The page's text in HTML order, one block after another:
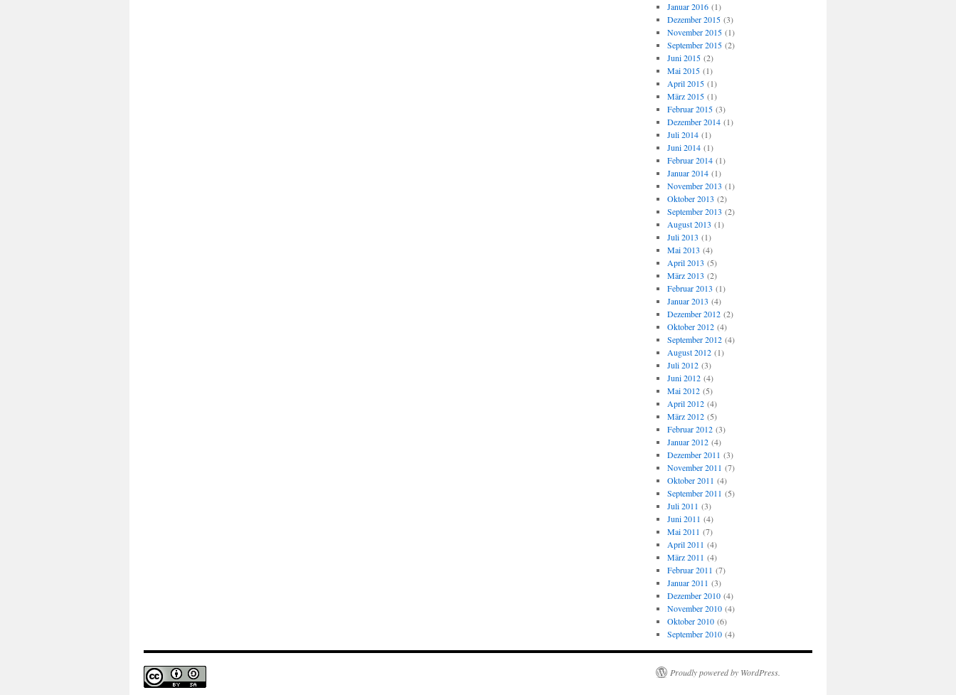
Januar 2016(1)
Dezember 2015(3)
November 2015(1)
September 2015(2)
Juni 2015(2)
Mai 2015(1)
April 2015(1)
März 2015(1)
Februar 2015(3)
Dezember 2014(1)
Juli 2014(1)
Juni 2014(1)
Februar 2014(1)
Januar 2014(1)
November 2013 (1)
Oktober 2013 (2)
September 2013 (2)
August 2013 (1)
Juli 2013 (1)
Mai 2013 (4)
April 2013 (5)
März 2013 (2)
Februar 2013 (1)
Januar 2013 (4)
Dezember 2012(2)
Oktober 2012(4)
September 2012(4)
August 2012(1)
Juli 2012(3)
Juni 2012(4)
Mai 2012(5)
April 2012(4)
März 2012(5)
Februar 2012(3)
Januar 2012(4)
Dezember 2011 (3)
November 2011 (7)
Oktober 2011 (4)
September 2011 (5)
Juli 2011 (3)
Juni 2011 (4)
Mai 2011 (7)
April 2011 (4)
März 2011 (4)
Februar 2011 (7)
Januar 2011 (3)
Dezember 2010(4)
November 2010(4)
Oktober 2010(6)
September 2010(4)
Proudly powered by WordPress.